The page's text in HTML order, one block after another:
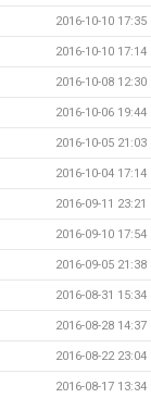
2016-10-10 17:35
2016-10-10 17:14
2016-10-08 12:30
2016-10-06 19:44
2016-10-05 21:03
2016-10-04 17:14
2016-09-11 23:21
2016-09-10 17:54
2016-09-05 21:38
2016-08-31 15:34
2016-08-28 14:37
2016-08-22 23:04
2016-08-17 13:34